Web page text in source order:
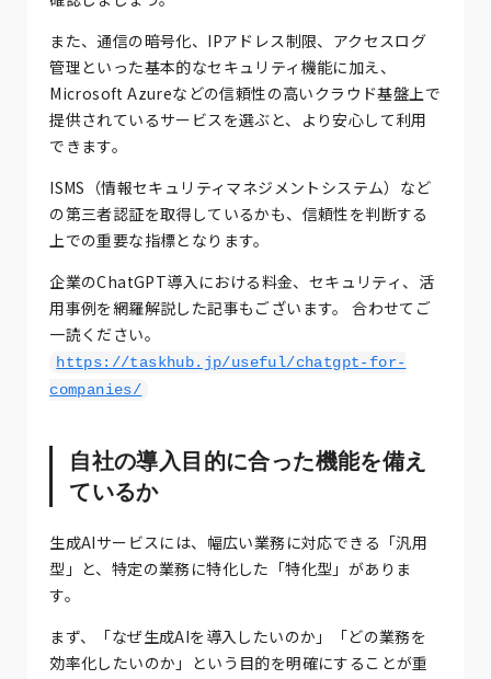
また、通信の暗号化、IPアドレス制限、アクセスログ
管理といった基本的なセキュリティ機能に加え、
Microsoft Azureなどの信頼性の高いクラウド基盤上で
提供されているサービスを選ぶと、より安心して利用
できます。
ISMS（情報セキュリティマネジメントシステム）など
の第三者認証を取得しているかも、信頼性を判断する
上での重要な指標となります。
企業のChatGPT導入における料金、セキュリティ、活
用事例を網羅解説した記事もございます。 合わせてご
一読ください。
https://taskhub.jp/useful/chatgpt-for-
companies/
自社の導入目的に合った機能を備え
ているか
生成AIサービスには、幅広い業務に対応できる「汎用
型」と、特定の業務に特化した「特化型」がありま
す。
まず、「なぜ生成AIを導入したいのか」「どの業務を
効率化したいのか」という目的を明確にすることが重